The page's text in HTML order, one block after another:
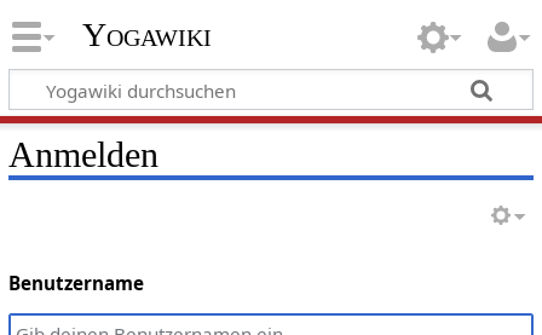
Yogawiki
Anmelden
Benutzername